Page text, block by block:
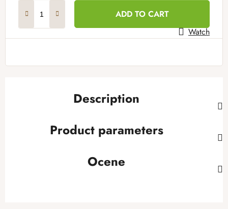
ADD TO CART
Watch
Description
Product parameters
Ocene